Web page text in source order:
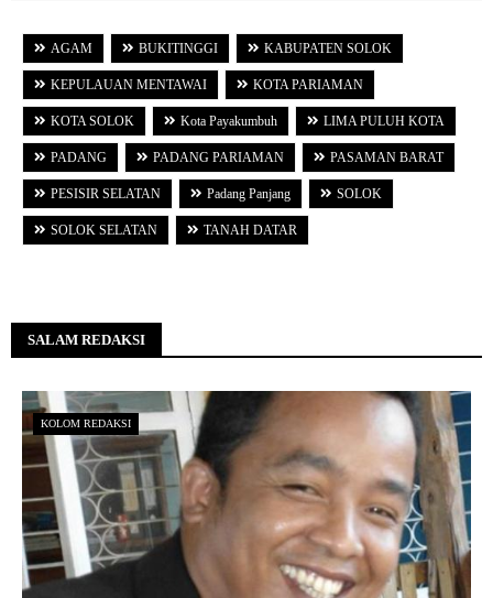
AGAM BUKITINGGI KABUPATEN SOLOK
KEPULAUAN MENTAWAI KOTA PARIAMAN
KOTA SOLOK Kota Payakumbuh LIMA PULUH KOTA
PADANG PADANG PARIAMAN PASAMAN BARAT
PESISIR SELATAN Padang Panjang SOLOK
SOLOK SELATAN TANAH DATAR
SALAM REDAKSI
KOLOM REDAKSI